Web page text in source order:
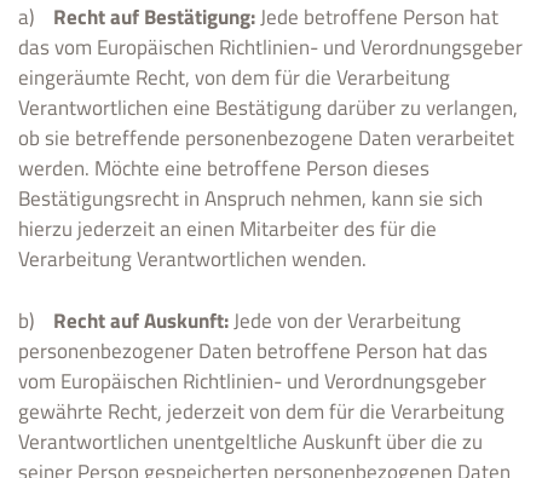
a) Recht auf Bestätigung:Jede betroffene Person hat
das vom Europäischen Richtlinien- und Verordnungsgeber
eingeräumte Recht, von dem für die Verarbeitung
Verantwortlichen eine Bestätigung darüber zu verlangen,
ob sie betreffende personenbezogene Daten verarbeitet
werden. Möchte eine betroffene Person dieses
Bestätigungsrecht in Anspruch nehmen, kann sie sich
hierzu jederzeit an einen Mitarbeiter des für die
Verarbeitung Verantwortlichen wenden.
b) Recht auf Auskunft:Jede von der Verarbeitung
personenbezogener Daten betroffene Person hat das
vom Europäischen Richtlinien- und Verordnungsgeber
gewährte Recht, jederzeit von dem für die Verarbeitung
Verantwortlichen unentgeltliche Auskunft über die zu